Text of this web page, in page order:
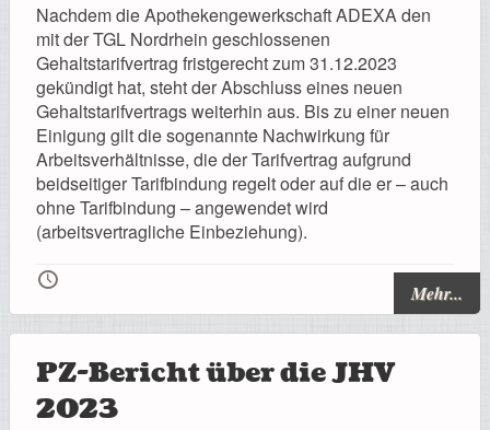
Hilfe
Mitgliederbereich
Nachdem die Apothekengewerkschaft ADEXA den
mit der TGL Nordrhein geschlossenen
Gehaltstarifvertrag fristgerecht zum 31.12.2023
gekündigt hat, steht der Abschluss eines neuen
Gehaltstarifvertrags weiterhin aus. Bis zu einer neuen
Einigung gilt die sogenannte Nachwirkung für
Arbeitsverhältnisse, die der Tarifvertrag aufgrund
beidseitiger Tarifbindung regelt oder auf die er – auch
ohne Tarifbindung – angewendet wird
(arbeitsvertragliche Einbeziehung).
🕔 Mehr...
PZ-Bericht über die JHV
2023